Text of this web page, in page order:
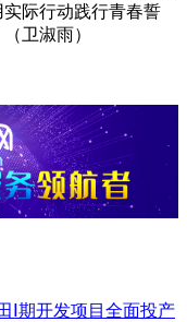
际行动践行青春誓
卫淑雨）
Ⅰ期开发项目全面投产